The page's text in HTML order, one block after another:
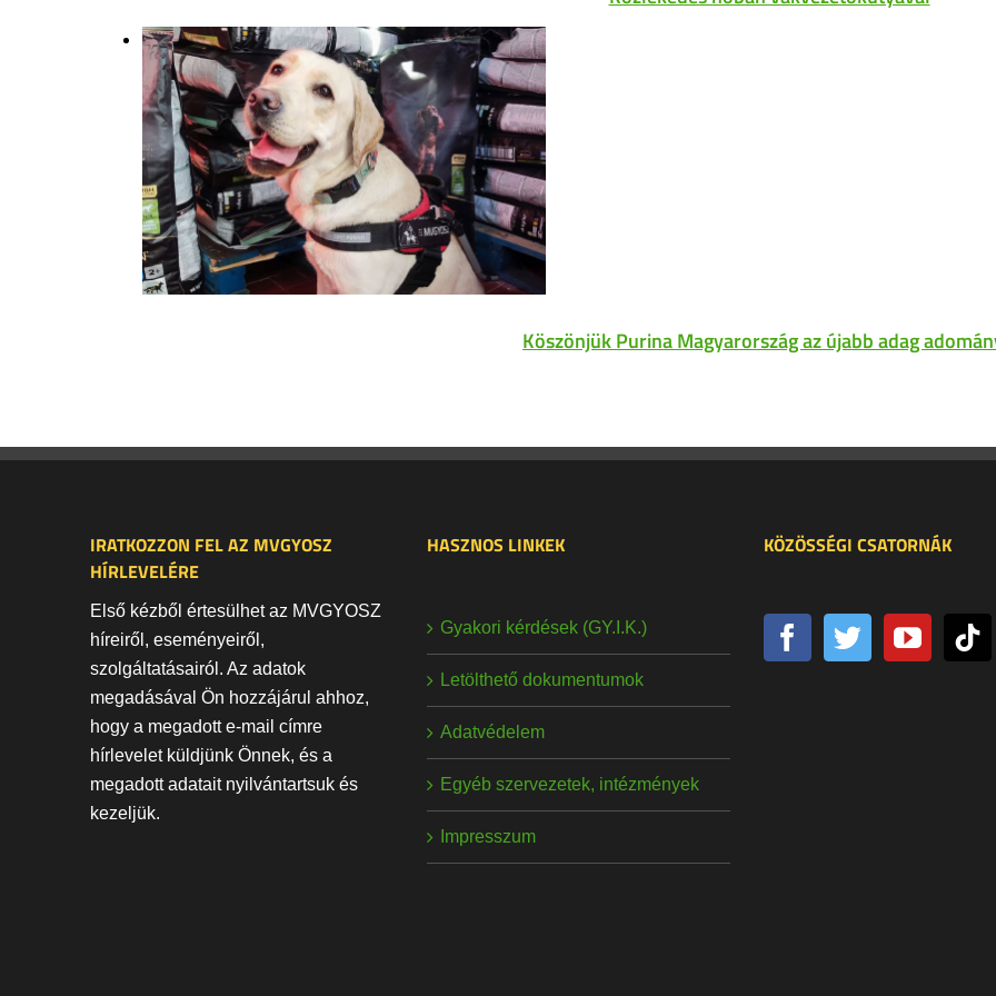
Köszönjük Purina Magyarország az újabb adag
IRATKOZZON FEL AZ MVGYOSZ
HÍRLEVELÉRE
Első kézből értesülhet az MVGYOSZ
híreiről, eseményeiről,
szolgáltatásairól. Az adatok
megadásával Ön hozzájárul ahhoz,
hogy a megadott e-mail címre
hírlevelet küldjünk Önnek, és a
megadott adatait nyilvántartsuk és
kezeljük.
HASZNOS LINKEK
Gyakori kérdések (GY.I.K.)
Letölthető dokumentumok
Adatvédelem
Egyéb szervezetek, intézmények
Impresszum
KÖZÖSSÉGI CSATORNÁK